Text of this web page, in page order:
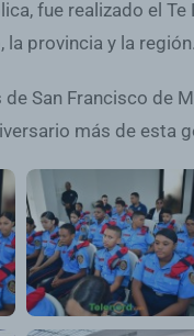
fue realizado el
provincia y la región.
San Francisco de
más de esta